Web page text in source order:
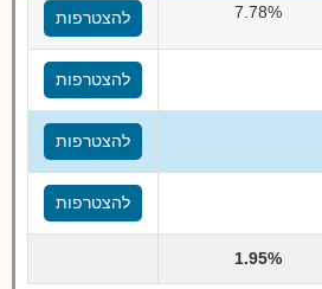
7.78% להצטרפות
להצטרפות
להצטרפות
להצטרפות
1.95%